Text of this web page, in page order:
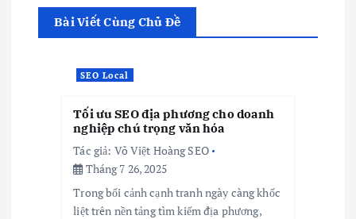
Bài Viết Cùng Chủ Đề
SEO Local
Tối ưu SEO địa phương cho doanh
nghiệp chú trọng văn hóa
Tác giả: Võ Việt Hoàng SEO
Tháng 7 26, 2025
Trong bối cảnh cạnh tranh ngày càng khốc
liệt trên nền tảng tìm kiếm địa phương,